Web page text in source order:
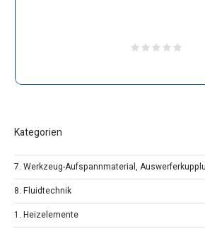
Kategorien
7. Werkzeug-Aufspannmaterial,
8. Fluidtechnik
1. Heizelemente